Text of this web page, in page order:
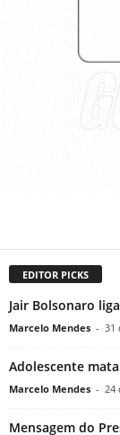
EDITOR PICKS
Jair Bolsonaro
Marcelo Mendes - 31
Adolescente
Marcelo Mendes - 24
Mensagem do